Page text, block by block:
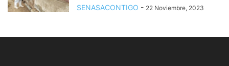
SENASACONTIGO - 22 Noviembre, 2023